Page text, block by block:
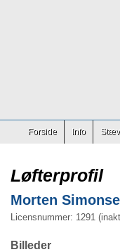
Forside Info
Løfterprofil
Morten
Licensnummer: 1291
Billeder